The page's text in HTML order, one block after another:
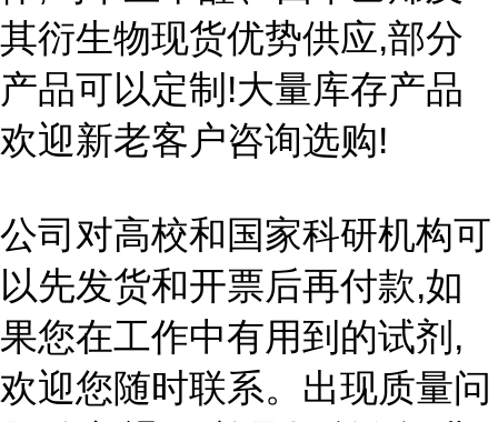
其衍生物现货优势供应,部分
产品可以定制!大量库存产品
欢迎新老客户咨询选购!
公司对高校和国家科研机构可
以先发货和开票后再付款,如
果您在工作中有用到的试剂,
欢迎您随时联系。出现质量问